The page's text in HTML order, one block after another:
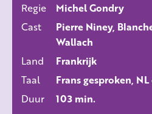
ALLE
Regie
Michel Gondry
Cast
Pierre Niney,
Wallach
Land
Frankrijk
Taal
Frans gesproken,
Duur
103 min.